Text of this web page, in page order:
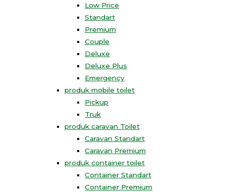
Low Price
Standart
Premium
Couple
Deluxe
Deluxe Plus
Emergency
produk mobile toilet
Pickup
Truk
produk caravan Toilet
Caravan Standart
Caravan Premium
produk container toilet
Container Standart
Container Premium